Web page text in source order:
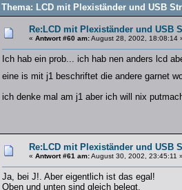
Thema: LCD mit Plexiständer und USB
Re:LCD mit Plexiständer und USB
« Antwort #60 am:August 28, 2002, 18:08:14
Ich hab ein prob... ich hab nen anders lcd
eine is mit j1 beschriftet die andere garnet
ich denke mal am j1 aber ich will nix
Re:LCD mit Plexiständer und USB
« Antwort #61 am:August 30, 2002, 23:45:11 »
Ja, bei J!. Aber eigentlich ist das egal!
Oben und unten sind gleich belegt.